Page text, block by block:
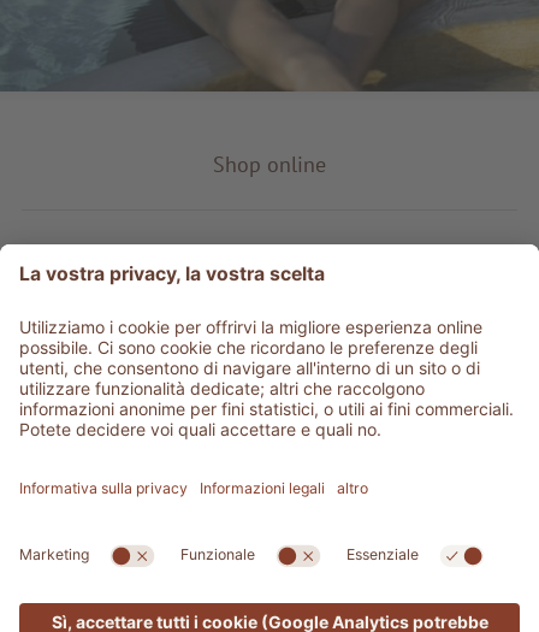
Shop online
Tipo prodotto
Service & info
Be social